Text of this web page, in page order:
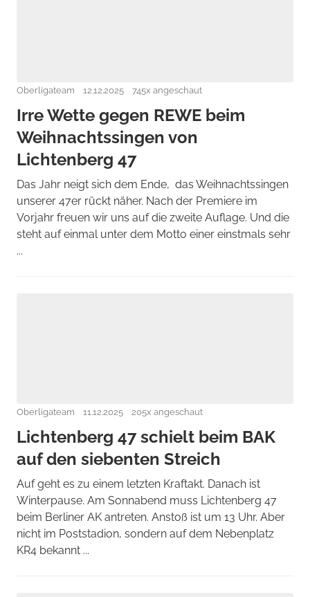
Oberligateam 12.12.2025 745x angeschaut
Irre Wette gegen REWE beim
Weihnachtssingen von
Lichtenberg 47
Das Jahr neigt sich dem Ende, das Weihnachtssingen
unserer 47er rückt näher. Nach der Premiere im
Vorjahr freuen wir uns auf die zweite Auflage. Und die
steht auf einmal unter dem Motto einer einstmals sehr
...
Oberligateam 11.12.2025 205x angeschaut
Lichtenberg 47 schielt beim BAK
auf den siebenten Streich
Auf geht es zu einem letzten Kraftakt. Danach ist
Winterpause. Am Sonnabend muss Lichtenberg 47
beim Berliner AK antreten. Anstoß ist um 13 Uhr. Aber
nicht im Poststadion, sondern auf dem Nebenplatz
KR4 bekannt ...